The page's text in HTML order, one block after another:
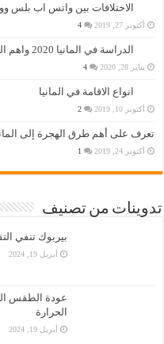
الاختلافات بين واتس اب بلس
أكتوبر 27, 2019 4
الدراسة في المانيا 2020 واهم التفاصيل عنها
يناير 28, 2020 4
انواع الاقامة في المانيا
أكتوبر 10, 2019 2
تعرف على أهم طرق الهجرة إلى
أكتوبر 24, 2019 1
تدوينات من تصنيف
بيربوك تنفي
أبريل 19, 2024
عودة الطقس
الحرارة
أبريل 19, 2024